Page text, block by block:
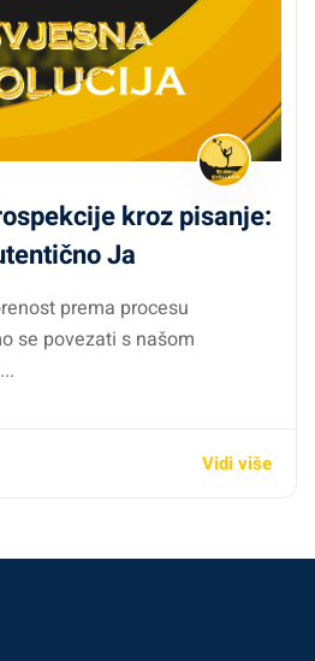
kroz pisanje:
Ja
prema procesu
se povezati s našom
Vidi više